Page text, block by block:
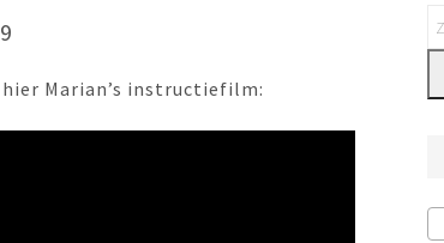
Marian’s instructiefilm: